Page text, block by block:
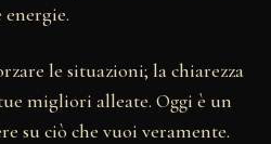
le situazioni; la chiarezza
migliori alleate. Oggi è un
su ciò che vuoi veramente.